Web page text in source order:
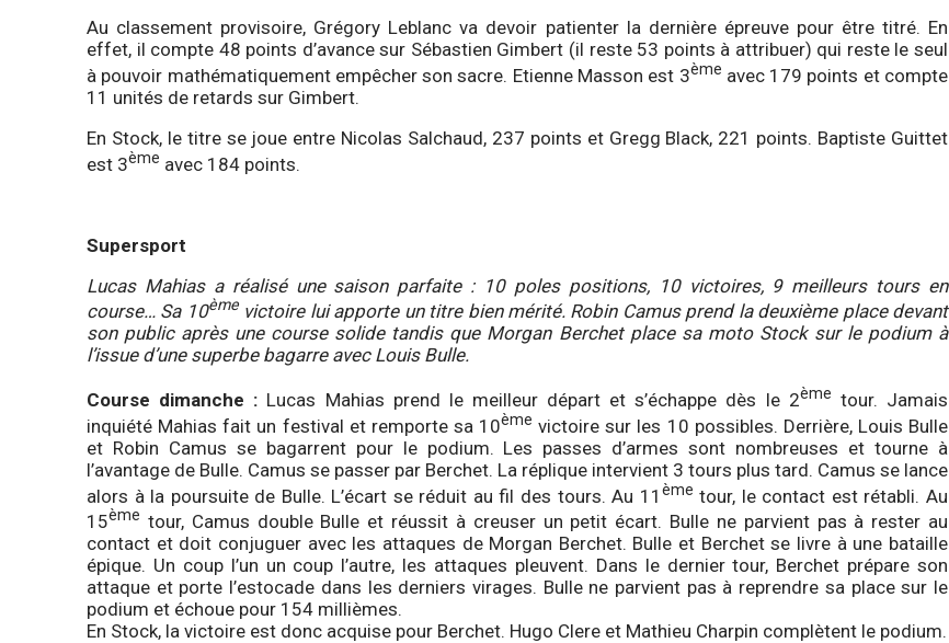
Au classement provisoire, Grégory Leblanc va devoir patienter la dernière épreuve pour être titré. En
effet, il compte 48 points d’avance sur Sébastien Gimbert (il reste 53 points à attribuer) qui reste le seul
à pouvoir mathématiquement empêcher son sacre. Etienne Masson est 3ème avec 179 points et compte
11 unités de retards sur Gimbert.
En Stock, le titre se joue entre Nicolas Salchaud, 237 points et Gregg Black, 221 points. Baptiste Guittet
est 3ème avec 184 points.
Supersport
Lucas Mahias a réalisé une saison parfaite : 10 poles positions, 10 victoires, 9 meilleurs tours en
course… Sa 10èmevictoire lui apporte un titre bien mérité. Robin Camus prend la deuxième place devant
son public après une course solide tandis que Morgan Berchet place sa moto Stock sur le podium à
l’issue d’une superbe bagarre avec Louis Bulle.
Course dimanche : Lucas Mahias prend le meilleur départ et s’échappe dès le 2ème tour. Jamais
inquiété Mahias fait un festival et remporte sa 10ème victoire sur les 10 possibles. Derrière, Louis Bulle
et Robin Camus se bagarrent pour le podium. Les passes d’armes sont nombreuses et tourne à
l’avantage de Bulle. Camus se passer par Berchet. La réplique intervient 3 tours plus tard. Camus se lance
alors à la poursuite de Bulle. L’écart se réduit au fil des tours. Au 11 ème tour, le contact est rétabli. Au
15ème tour, Camus double Bulle et réussit à creuser un petit écart. Bulle ne parvient pas à rester au
contact et doit conjuguer avec les attaques de Morgan Berchet. Bulle et Berchet se livre à une bataille
épique. Un coup l’un un coup l’autre, les attaques pleuvent. Dans le dernier tour, Berchet prépare son
attaque et porte l’estocade dans les derniers virages. Bulle ne parvient pas à reprendre sa place sur le
podium et échoue pour 154 millièmes.
En Stock, la victoire est donc acquise pour Berchet. Hugo Clere et Mathieu Charpin complètent le podium.